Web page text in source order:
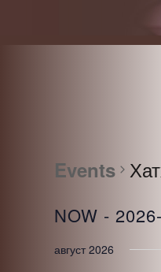
Events
NOW -
август 2026